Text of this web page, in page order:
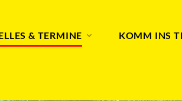
& TERMINE KOMM INS